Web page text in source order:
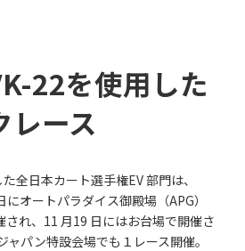
22を使用した
レース
全日本カート選手権EV 部門は、
オートパラダイス御殿場（APG）
され、11 月19 日にはお台場で開催さ
ャパン特設会場でも１レース開催。